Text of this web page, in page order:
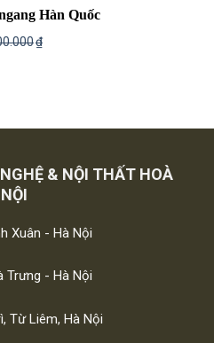
Hàn Quốc
₫
& NỘI THẤT HOÀ
Xuân - Hà Nội
Trưng - Hà Nội
Từ Liêm, Hà Nội